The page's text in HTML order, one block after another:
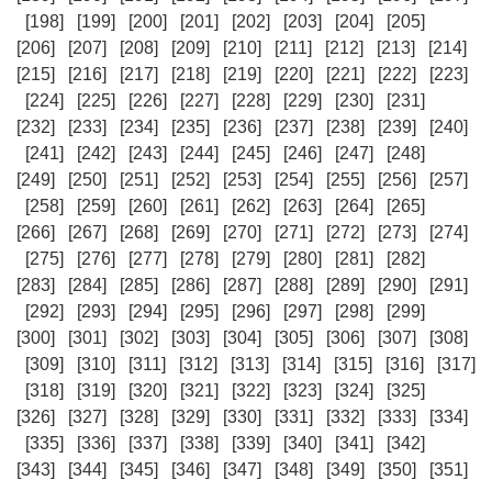
[198]
[199] [200] [201] [202] [203] [204]
[205]
[206]
[207] [208] [209] [210] [211] [212] [213]
[214]
[215]
[216] [217] [218] [219] [220] [221] [222]
[223]
[224]
[225] [226] [227] [228] [229] [230]
[231]
[232]
[233] [234] [235] [236] [237] [238] [239]
[240]
[241]
[242] [243] [244] [245] [246] [247]
[248]
[249]
[250] [251] [252] [253] [254] [255] [256]
[257]
[258]
[259] [260] [261] [262] [263] [264]
[265]
[266]
[267] [268] [269] [270] [271] [272] [273]
[274]
[275]
[276] [277] [278] [279] [280] [281]
[282]
[283]
[284] [285] [286] [287] [288] [289] [290]
[291]
[292]
[293] [294] [295] [296] [297] [298]
[299]
[300]
[301] [302] [303] [304] [305] [306] [307]
[308]
[309]
[310] [311] [312] [313] [314] [315] [316]
[317]
[318]
[319] [320] [321] [322] [323] [324]
[325]
[326]
[327] [328] [329] [330] [331] [332] [333]
[334]
[335]
[336] [337] [338] [339] [340] [341]
[342]
[343]
[344] [345] [346] [347] [348] [349] [350]
[351]